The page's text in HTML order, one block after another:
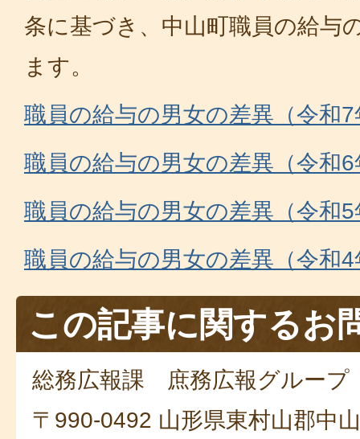
条に基づき、中山町職員の給与
ます。
職員の給与の男女の差異（令和7
職員の給与の男女の差異（令和6
職員の給与の男女の差異（令和5
職員の給与の男女の差異（令和4
この記事に関するお
総務広報課 庶務広報グループ
〒990-0492 山形県東村山郡中